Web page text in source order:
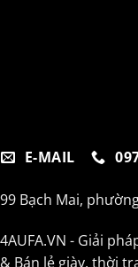
E-MAIL
99 Bạch Mai,
4AUFA.VN - Giải
& Bán lẻ giày, thời